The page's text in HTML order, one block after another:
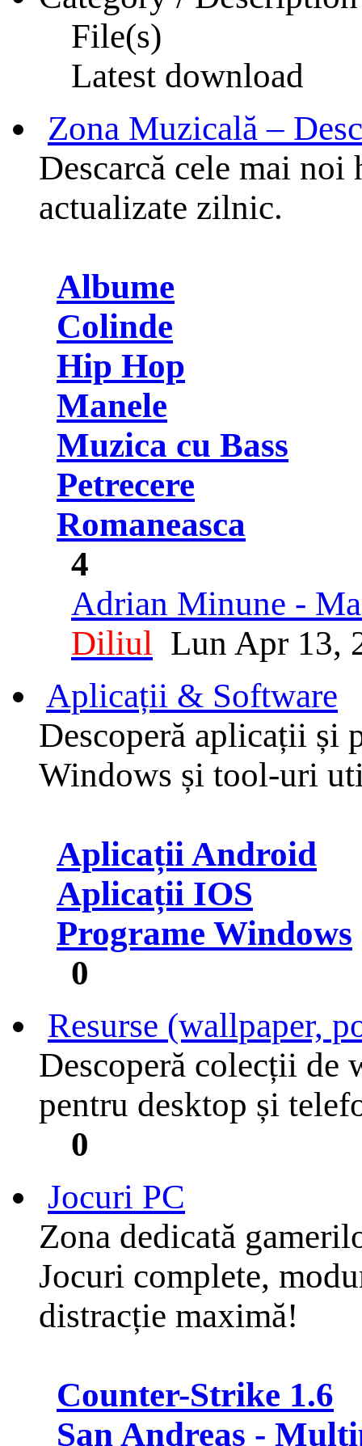
File(s)
Latest download
Zona Muzicală –
Descarcă cele mai
actualizate zilnic.
Albume
Colinde
Hip Hop
Manele
Muzica cu Bass
Petrecere
Romaneasca
4
Adrian Minune -
Diliul Lun Apr 13,
Aplicații & Software
Descoperă aplicații și
Windows și tool-uri
Aplicații Android
Aplicații IOS
Programe Windows
0
Resurse (wallpaper,
Descoperă colecții de
pentru desktop și
0
Jocuri PC
Zona dedicată
Jocuri complete,
distracție maximă!
Counter-Strike 1.6
San Andreas -